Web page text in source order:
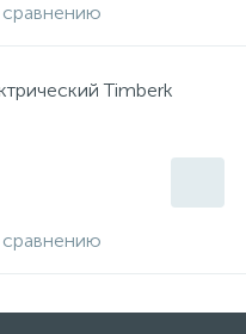
Timberk